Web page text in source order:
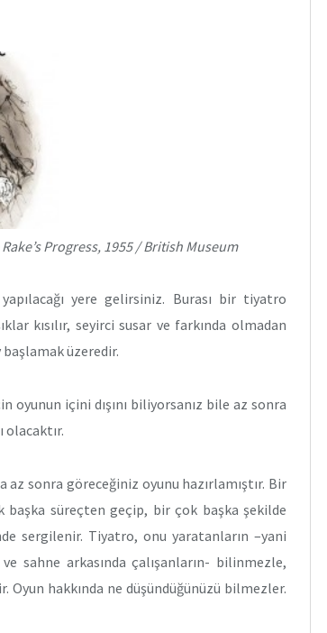
Progress, 1955 / British Museum
yere gelirsiniz. Burası bir tiyatro
kısılır, seyirci susar ve farkında olmadan
üzeredir.
içini dışını biliyorsanız bile az sonra
sonra göreceğiniz oyunu hazırlamıştır. Bir
başka süreçten geçip, bir çok başka şekilde
sergilenir. Tiyatro, onu yaratanların –yani
sahne arkasında çalışanların- bilinmezle,
Oyun hakkında ne düşündüğünüzü bilmezler.